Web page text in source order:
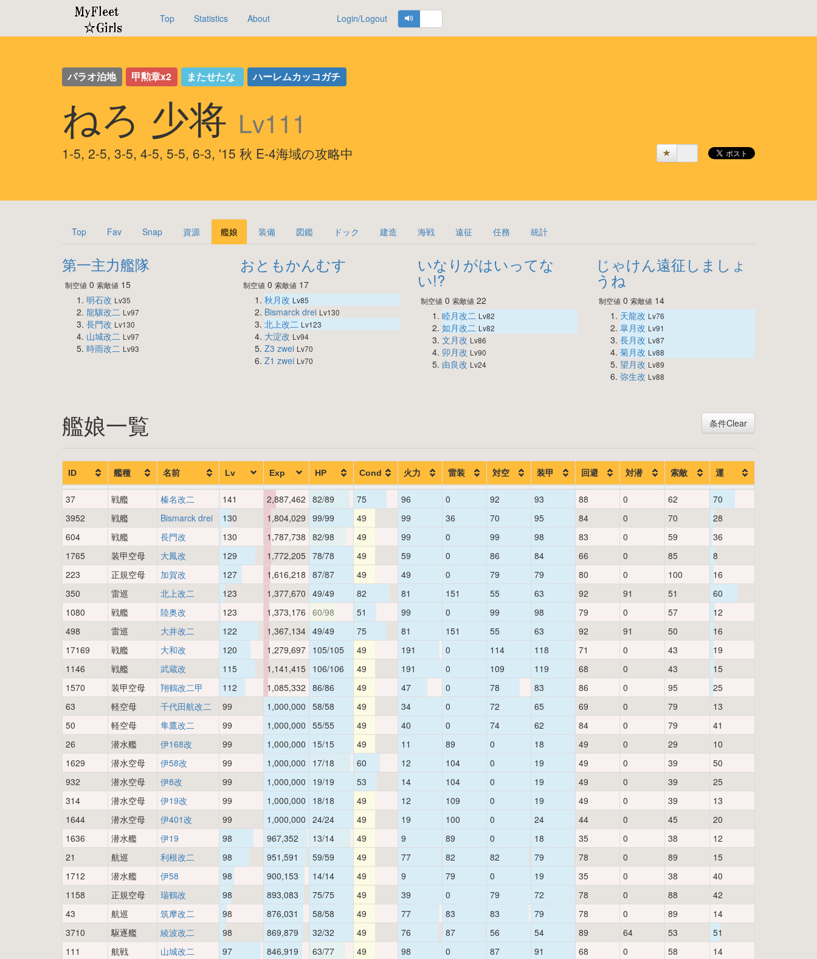
Top Statistics About Login/Logout
パラオ泊地 甲勲章x2 またせたな ハーレムカッコガチ
ねろ 少将 Lv111
1-5, 2-5, 3-5, 4-5, 5-5, 6-3, '15 秋 E-4海域の攻略中
Top Fav Snap 資源 艦娘 装備 図鑑 ドック 建造 海戦 遠征 任務 統計
第一主力艦隊
制空値 0 索敵値 15
明石改 Lv35
龍驤改二 Lv97
長門改 Lv130
山城改二 Lv97
時雨改二 Lv93
おともかんむす
制空値0 索敵値17
秋月改 Lv85
Bismarck drei Lv130
北上改二 Lv123
大淀改 Lv94
Z3 zwei Lv70
Z1 zwei Lv70
いなりがはいってな
い!?
制空値 0 索敵値 22
睦月改二 Lv82
如月改二 Lv82
文月改 Lv86
卯月改 Lv90
由良改 Lv24
じゃけん遠征しましょ
うね
制空値0 索敵値14
天龍改 Lv76
皐月改 Lv91
長月改 Lv87
菊月改 Lv88
望月改 Lv89
弥生改 Lv88
条件Clear
艦娘一覧
ID 艦種 名前 Lv Exp HP Cond 火力 雷装 対空 装甲 回避 対潜 索敵 運
37 戦艦 榛名改二 141 2,887,462 82/89 75 96 0 92 93 88 0 62
70
3952
戦艦 Bismarck drei 130 1,804,029 99/99 49 99 36 70 95 84 0 70
28
604
戦艦 長門改 130 1,787,738 82/98 49 99 0 99 98 83 0 59
36
1765
装甲空母 大鳳改 129 1,772,205 78/78 49 59 0 86 84 66 0 85
8
223
正規空母 加賀改 127 1,616,218 87/87 49 49 0 79 79 80 0 100
16
350
雷巡 北上改二 123 1,377,670 49/49 82 81 151 55 63 92 91 51
60
1080
戦艦 陸奥改 123 1,373,176 60/98 51 99 0 99 98 79 0 57
12
498
雷巡 大井改二 122 1,367,134 49/49 75 81 151 55 63 92 91 50
16
17169
戦艦 大和改 120 1,279,697 105/105 49 191 0 114 118 71 0 43
19
1146
戦艦 武蔵改 115 1,141,415 106/106 49 191 0 109 119 68 0 43
15
1570
装甲空母 翔鶴改二甲 112 1,085,332 86/86 49 47 0 78 83 86 0 95
25
63
軽空母 千代田航改二 99 1,000,000 58/58 49 34 0 72 65 69 0 79
13
50
軽空母 隼鷹改二 99 1,000,000 55/55 49 40 0 74 62 84 0 79
41
26
潜水艦 伊168改 99 1,000,000 15/15 49 11 89 0 18 49 0 29
10
1629
潜水空母 伊58改 99 1,000,000 17/18 60 12 104 0 19 49 0 39
50
932
潜水空母 伊8改 99 1,000,000 19/19 53 14 104 0 19 49 0 39
25
314
潜水空母 伊19改 99 1,000,000 18/18 49 12 109 0 19 49 0 39
13
1644
潜水空母 伊401改 99 1,000,000 24/24 49 19 100 0 24 44 0 45
20
1636
潜水艦 伊19 98 967,352 13/14 49 9 89 0 18 35 0 38
12
21
航巡 利根改二 98 951,591 59/59 49 77 82 82 79 78 0 89
15
1712
潜水艦 伊58 98 900,153 14/14 49 9 79 0 19 35 0 38
40
1158
正規空母 瑞鶴改 98 893,083 75/75 49 39 0 79 72 78 0 88
42
43
航巡 筑摩改二 98 876,031 58/58 49 77 83 83 79 78 0 89
14
3710
駆逐艦 綾波改二 98 869,879 32/32 49 76 87 56 54 89 64 53
51
111
航戦 山城改二 97 846,919 63/77 49 98 0 87 91 68 0 58
14